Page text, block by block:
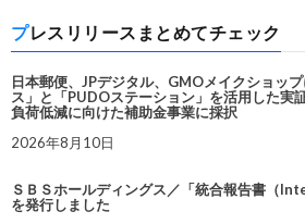
プレスリリースまとめてチェック
日本郵便、JPデジタル、GMOメイクショッ
ス」と「PUDOステーション」を活用した実
負荷低減に向けた補助金事業に採択
2026年8月10日
ＳＢＳホールディングス／「統合報告書（
を発行しました